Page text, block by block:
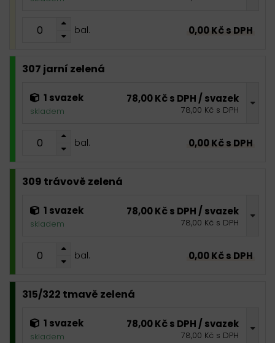
bal. 0,00 Kč s DPH
307 jarní zelená
1 svazek
skladem
78,00 Kč s DPH / svazek
78,00 Kč s DPH
bal. 0,00 Kč s DPH
309 trávově zelená
1 svazek
skladem
78,00 Kč s DPH / svazek
78,00 Kč s DPH
bal. 0,00 Kč s DPH
315/322 tmavě zelená
1 svazek
skladem
78,00 Kč s DPH / svazek
78,00 Kč s DPH